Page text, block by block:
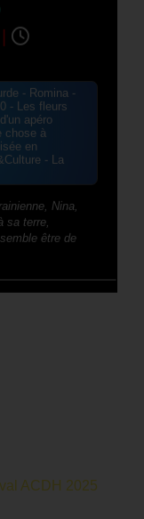
- Romina -
- Les fleurs
apéro
chose à
en
- La
Nina,
sa terre,
être de